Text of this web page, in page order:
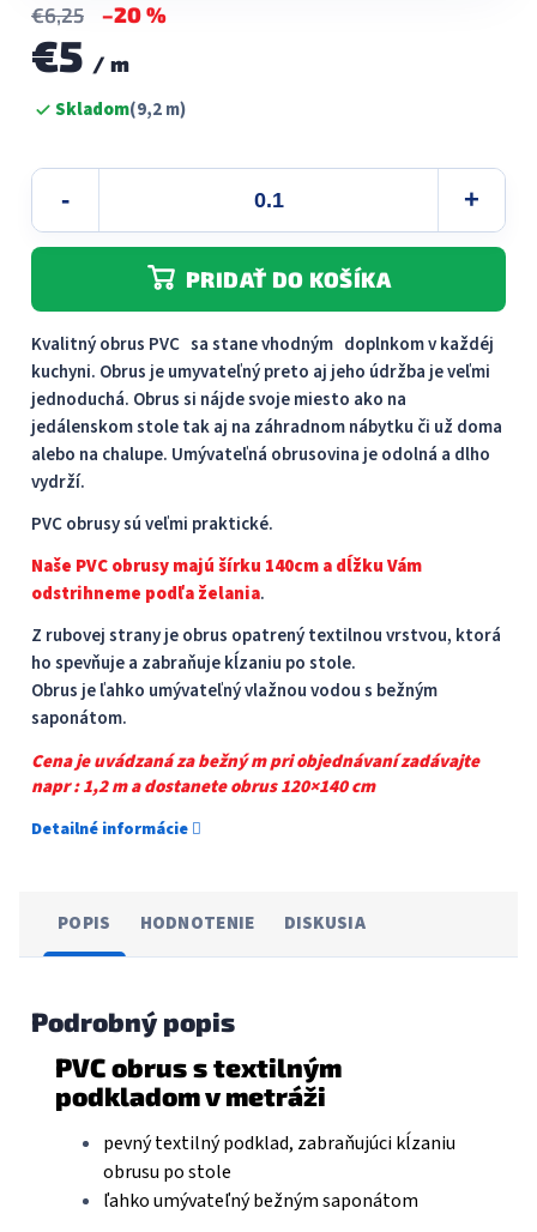
€6,25 –20 %
€5 / m
Jednotková
cena:Skladom(9,2 m)
PRIDAŤ DO KOŠÍKA
Kvalitný obrus PVC sa stane vhodným doplnkom v každéj
kuchyni. Obrus je umyvateľný preto aj jeho údržba je veľmi
jednoduchá. Obrus ​​si nájde svoje miesto ako na
jedálenskom stole tak aj na záhradnom nábytku či už doma
alebo na chalupe. Umývateľná obrusovina je odolná a dlho
vydrží.
PVC obrusy sú veľmi praktické.
Naše PVC obrusy majú šírku 140cm a dĺžku Vám
odstrihneme podľa želania.
Z rubovej strany je obrus opatrený textilnou vrstvou, ktorá
ho spevňuje a zabraňuje kĺzaniu po stole.
Obrus je ľahko umývateľný vlažnou vodou s bežným
saponátom.
Cena je uvádzaná za bežný m pri objednávaní zadávajte
napr : 1,2 m a dostanete obrus 120×140 cm
Detailné informácie
POPIS HODNOTENIE DISKUSIA
Podrobný popis
PVC obrus s textilným
podkladom v metráži
pevný textilný podklad, zabraňujúci kĺzaniu
obrusu po stole
ľahko umývateľný bežným saponátom